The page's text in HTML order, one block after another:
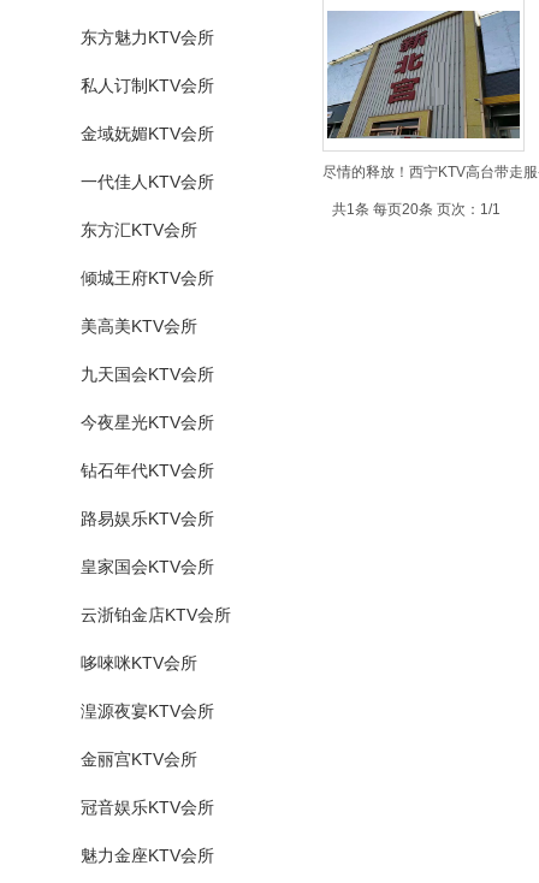
东方魅力KTV会所
私人订制KTV会所
金域妩媚KTV会所
一代佳人KTV会所
东方汇KTV会所
倾城王府KTV会所
美高美KTV会所
九天国会KTV会所
今夜星光KTV会所
钻石年代KTV会所
路易娱乐KTV会所
皇家国会KTV会所
云浙铂金店KTV会所
哆唻咪KTV会所
湟源夜宴KTV会所
金丽宫KTV会所
冠音娱乐KTV会所
魅力金座KTV会所
尽情的释放！西宁KTV高台带走
共1条 每页20条 页次：1/1